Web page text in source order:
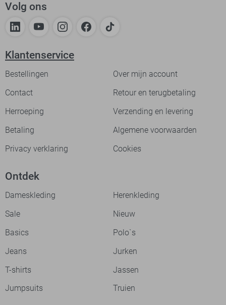
Volg ons
Klantenservice
Bestellingen
Over mijn account
Contact
Retour en terugbetaling
Herroeping
Verzending en levering
Betaling
Algemene voorwaarden
Privacy verklaring
Cookies
Ontdek
Dameskleding
Herenkleding
Sale
Nieuw
Basics
Polo`s
Jeans
Jurken
T-shirts
Jassen
Jumpsuits
Truien